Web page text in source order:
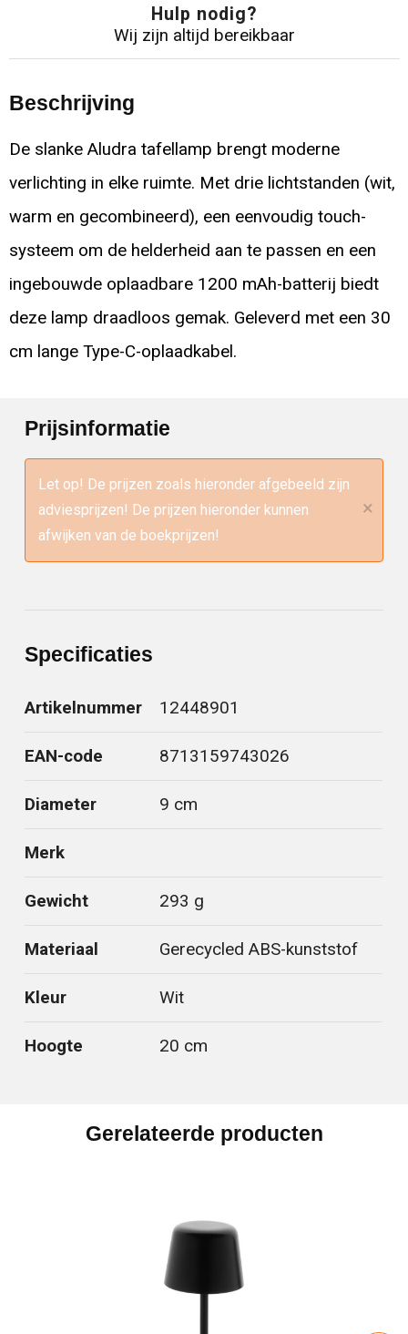
Hulp nodig?
Wij zijn altijd bereikbaar
Beschrijving
De slanke Aludra tafellamp brengt moderne
verlichting in elke ruimte. Met drie lichtstanden (wit,
warm en gecombineerd), een eenvoudig touch-
systeem om de helderheid aan te passen en een
ingebouwde oplaadbare 1200 mAh-batterij biedt
deze lamp draadloos gemak. Geleverd met een 30
cm lange Type-C-oplaadkabel.
Prijsinformatie
Let op! De prijzen zoals hieronder afgebeeld zijn
adviesprijzen! De prijzen hieronder kunnen
afwijken van de boekprijzen!
×
Specificaties
Artikelnummer 12448901
EAN-code 8713159743026
Diameter 9 cm
Merk
Gewicht 293 g
Materiaal Gerecycled ABS-kunststof
Kleur Wit
Hoogte 20 cm
Gerelateerde producten